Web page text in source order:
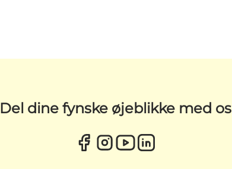
Del dine fynske øjeblikke med os